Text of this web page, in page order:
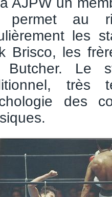
permet au
les
Brisco, les
Butcher. Le
des